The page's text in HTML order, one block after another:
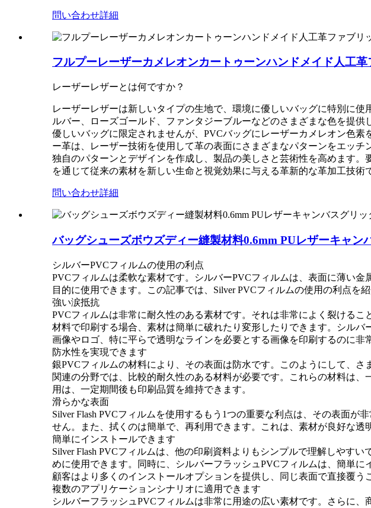
問い合わせ詳細
フルプーレーザーカメレオンカートゥーンハンドメイド人工
レーザーレザーとは何ですか？
レーザーレザーは新しいタイプの生地で、環境に優しいバッグに特別に
ルバー、ローズゴールド、ファンタジーブルーなどのさまざまな色を提
優しいバッグに限定されませんが、PVCバッグにレーザーカメレオン色
ー革は、レーザー技術を使用して革の表面にさまざまなパターンをエッ
独自のパターンとデザインを作成し、製品の美しさと芸術性を高めます
を通じて従来の素材を新しい生命と視覚効果に与える革新的な革加工技術
問い合わせ詳細
バッグシューズボウズディー縫製材料0.6mm PUレザーキャン
シルバーPVCフィルムの使用の利点
PVCフィルムは柔軟な素材です。シルバーPVCフィルムは、表面に薄い
目的に使用できます。この記事では、Silver PVCフィルムの使用の利点を紹
強い涙抵抗
PVCフィルムは非常に耐久性のある素材です。それは非常によく裂ける
材料で印刷する場合、素材は簡単に破れたり変形したりできます。シル
画像やロゴ、特に平らで透明なラインを必要とする画像を印刷するのに非
防水性を実現できます
銀PVCフィルムの材料により、その表面は防水です。このようにして、
関連の分野では、比較的耐久性のある材料が必要です。これらの材料は
用は、一定期間後も印刷品質を維持できます。
滑らかな表面
Silver Flash PVCフィルムを使用するもう1つの重要な利点は、その表面
せん。また、拭くのは簡単で、再利用できます。これは、素材が良好な透
簡単にインストールできます
Silver Flash PVCフィルムは、他の印刷資料よりもシンプルで理解しやす
めに使用できます。同時に、シルバーフラッシュPVCフィルムは、簡単
顧客はより多くのインストールオプションを提供し、同じ表面で直接覆う
複数のアプリケーションシナリオに適用できます
シルバーフラッシュPVCフィルムは非常に用途の広い素材です。さらに